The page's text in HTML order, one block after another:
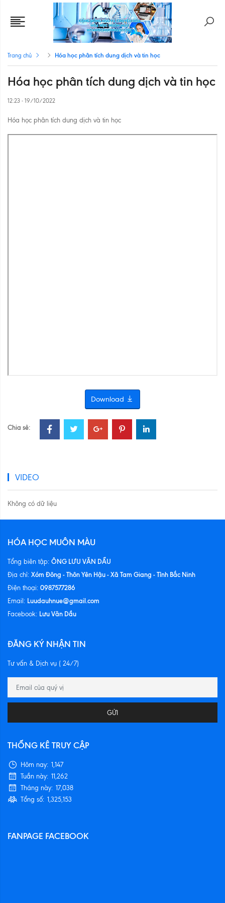
Trang chủ Hóa học phân tích dung dịch và tin học
Hóa học phân tích dung dịch và tin học
12:23 - 19/10/2022
Hóa học phân tích dung dịch và tin học
Download
Chia sẻ:
VIDEO
Không có dữ liệu
HÓA HỌC MUÔN MÀU
Tổng biên tập: ÔNG LƯU VĂN DẦU
Địa chỉ: Xóm Đông - Thôn Yên Hậu - Xã Tam Giang - Tỉnh Bắc Ninh
Điện thoại: 0987577286
Email: Luudauhnue@gmail.com
Facebook: Lưu Văn Dầu
ĐĂNG KÝ NHẬN TIN
Tư vấn & Dịch vụ ( 24/7)
GỬI
THỐNG KÊ TRUY CẬP
Hôm nay: 1,147
Tuần này: 11,262
Tháng này: 17,038
Tổng số: 1,325,153
FANPAGE FACEBOOK